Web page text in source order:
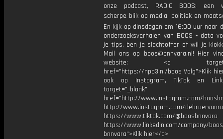
onze podcast, RADIO BOOS: een
scherpe blik op media, politiek en
En kijk op dinsdagen om 16:00 uur naar
onderzoeksverhalen van BOOS - data
je tips, ben je slachtoffer of wil je
Mail ons op boos@bnnvara.nl! Hier
website: <a
href="https://npo3.nl/boos Volg">Klik
ook op Instagram, TikTok en
target="_blank"
href="http://www.instagram.com/
http://www.instagram.com/
https://www.tiktok.com/@boosbnnvara
https://www.linkedin.com/company/
bnnvara">Klik hier</a>